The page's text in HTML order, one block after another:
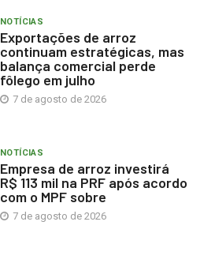
NOTÍCIAS
Exportações de arroz
continuam estratégicas, mas
balança comercial perde
fôlego em julho
7 de agosto de 2026
NOTÍCIAS
Empresa de arroz investirá
R$ 113 mil na PRF após acordo
com o MPF sobre
7 de agosto de 2026